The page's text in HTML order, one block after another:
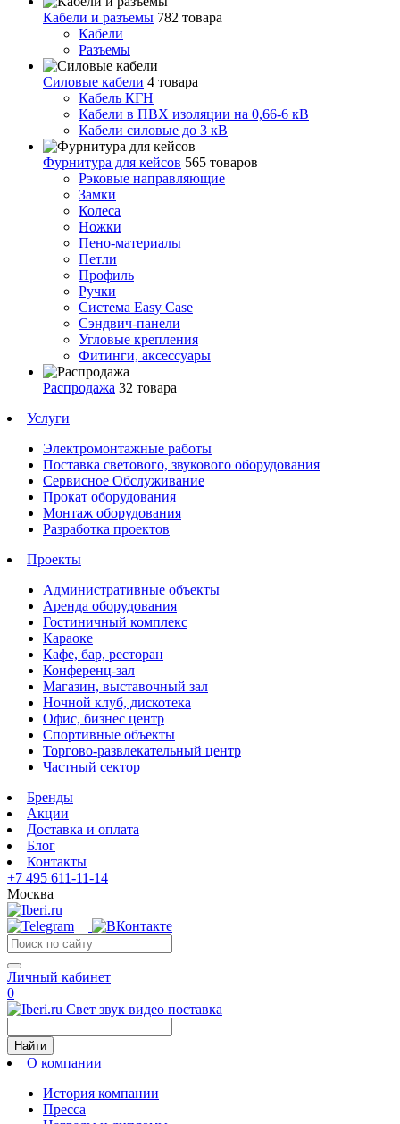
Кабели и разъемы 782 товара
Кабели
Разъемы
Силовые кабели 4 товара
Кабель КГН
Кабели в ПВХ изоляции на 0,66-6 кВ
Кабели силовые до 3 кВ
Фурнитура для кейсов 565 товаров
Рэковые направляющие
Замки
Колеса
Ножки
Пено-материалы
Петли
Профиль
Ручки
Система Easy Case
Сэндвич-панели
Угловые крепления
Фитинги, аксессуары
Распродажа 32 товара
Услуги
Электромонтажные работы
Поставка светового, звукового оборудования
Сервисное Обслуживание
Прокат оборудования
Монтаж оборудования
Разработка проектов
Проекты
Административные объекты
Аренда оборудования
Гостиничный комплекс
Караоке
Кафе, бар, ресторан
Конференц-зал
Магазин, выставочный зал
Ночной клуб, дискотека
Офис, бизнес центр
Спортивные объекты
Торгово-развлекательный центр
Частный сектор
Бренды
Акции
Доставка и оплата
Блог
Контакты
+7 495 611-11-14
Москва
Личный кабинет
0
Свет звук видео поставка
Найти
О компании
История компании
Пресса